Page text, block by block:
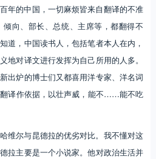
的中国，一切麻烦皆来自翻译的不准
向、部长、总统、主席等，都翻得不
道，中国读书人，包括笔者本人在内，
地对译文进行发挥为自己所用的人多。
出炉的博士们又都喜用洋专家、洋名词
译作依据，以壮声威，能不……能不吃
尔与昆德拉的优劣对比。我不懂对这
拉主要是一个小说家。他对政治生活并